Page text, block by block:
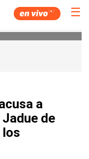
☰
a
de
los